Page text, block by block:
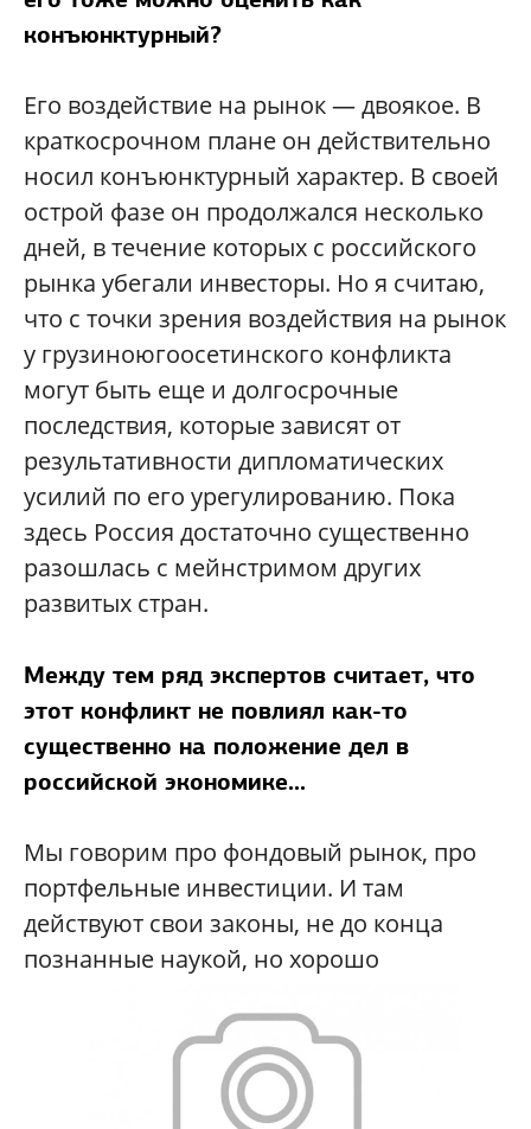
конъюнктурный?
Его воздействие на рынок — двоякое. В
краткосрочном плане он действительно
носил конъюнктурный характер. В своей
острой фазе он продолжался несколько
дней, в течение которых с российского
рынка убегали инвесторы. Но я считаю,
что с точки зрения воздействия на рынок
у грузиноюгоосетинского конфликта
могут быть еще и долгосрочные
последствия, которые зависят от
результативности дипломатических
усилий по его урегулированию. Пока
здесь Россия достаточно существенно
разошлась с мейнстримом других
развитых стран.
Между тем ряд экспертов считает, что
этот конфликт не повлиял как-то
существенно на положение дел в
российской экономике...
Мы говорим про фондовый рынок, про
портфельные инвестиции. И там
действуют свои законы, не до конца
познанные наукой, но хорошо